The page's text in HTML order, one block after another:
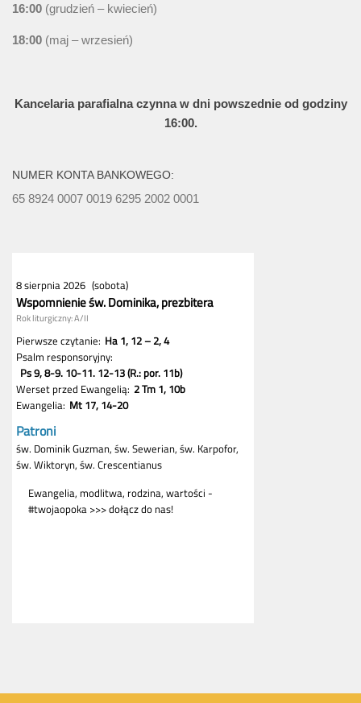
16:00 (grudzień – kwiecień)
18:00 (maj – wrzesień)
Kancelaria parafialna czynna w dni powszednie od godziny
16:00.
NUMER KONTA BANKOWEGO:
65 8924 0007 0019 6295 2002 0001